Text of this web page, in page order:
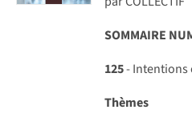
SOMMAIRE
125- Intentions
Thèmes